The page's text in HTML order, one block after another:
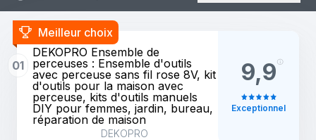
Meilleur choix
01
DEKOPRO Ensemble de
perceuses : Ensemble d'outils
avec perceuse sans fil rose 8V, kit
d'outils pour la maison avec
perceuse, kits d'outils manuels
DIY pour femmes, jardin, bureau,
réparation de maison
DEKOPRO
9,9
Exceptionnel